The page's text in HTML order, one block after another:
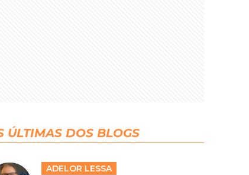
ÚLTIMAS DOS BLOGS
ADELOR LESSA